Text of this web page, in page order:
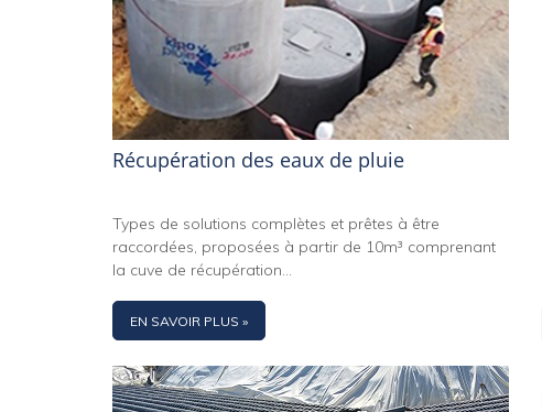
Récupération des eaux de pluie
Types de solutions complètes et prêtes à être
raccordées, proposées à partir de 10m³ comprenant
la cuve de récupération...
EN SAVOIR PLUS »